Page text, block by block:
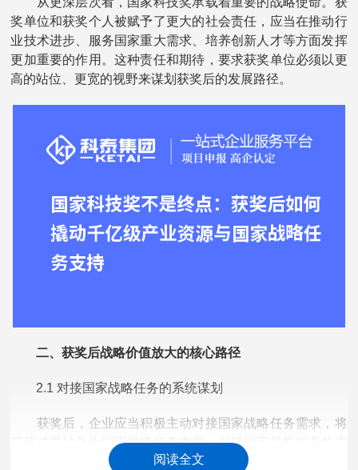
奖单位和获奖个人被赋予了更大的社会责任，应当在推动行
业技术进步、服务国家重大需求、培养创新人才等方面发挥
更加重要的作用。这种责任和期待，要求获奖单位必须以更
高的站位、更宽的视野来谋划获奖后的发展路径。
二、获奖后战略价值放大的核心路径
2.1 对接国家战略任务的系统谋划
获奖后，企业应当积极主动对接国家战略任务需求，将
获奖成果转化为国家战略任务支撑。对接国家战略任务的主
要渠道包括：参与国家重点研发计划、科技创新2030重大项
阅读全文